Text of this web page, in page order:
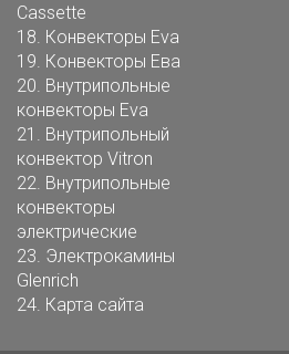
Cassette
18. Конвекторы Eva
19. Конвекторы Ева
20. Внутрипольные
конвекторы Eva
21. Внутрипольный
конвектор Vitron
22. Внутрипольные
конвекторы
электрические
23. Электрокамины
Glenrich
24. Карта сайта